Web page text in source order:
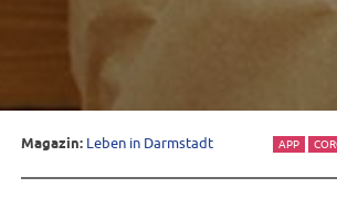
Magazin: Leben in Darmstadt APP